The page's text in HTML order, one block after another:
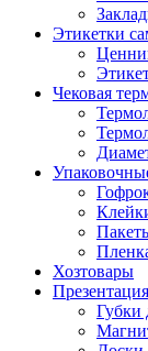
Этикетки
Чековая
Хозтовары
Губки